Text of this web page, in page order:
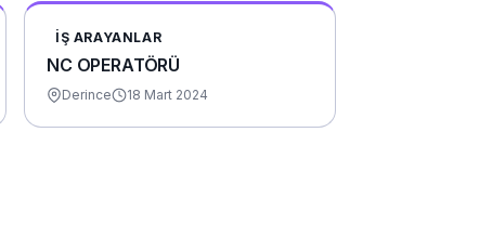
İŞ ARAYANLAR
NC OPERATÖRÜ
Derince 18 Mart 2024